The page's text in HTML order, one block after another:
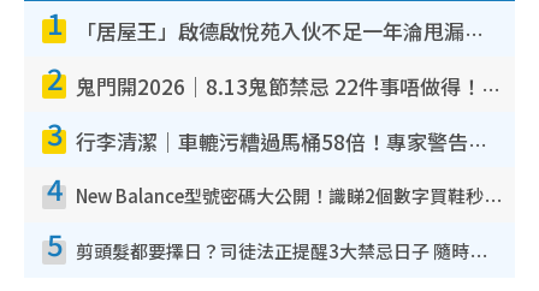
1 「居屋王」啟德啟悅苑入伙不足一年淪甩漏之王！插頭噴火花致大停電 多戶業主全屋家電報銷
2 鬼門開2026｜8.13鬼節禁忌 22件事唔做得！燒肉、刺身要少食？半夜勿吹口哨/打呢個電話
3 行李清潔｜車轆污糟過馬桶58倍！專家警告忌用酒精抹 教1招免污手除菌
4 New Balance型號密碼大公開！識睇2個數字買鞋秒知功能免中伏 附5大熱門鞋款
5 剪頭髮都要擇日？司徒法正提醒3大禁忌日子 隨時剪走財運！呢日剪髮恐「剪壽命」？